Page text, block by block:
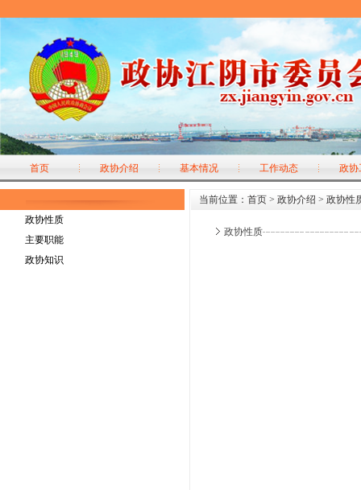
首页 政协介绍 基本情况 工作动态 政协
政协性质
主要职能
政协知识
当前位置： 首页 > 政协介绍 > 政协性
政协性质